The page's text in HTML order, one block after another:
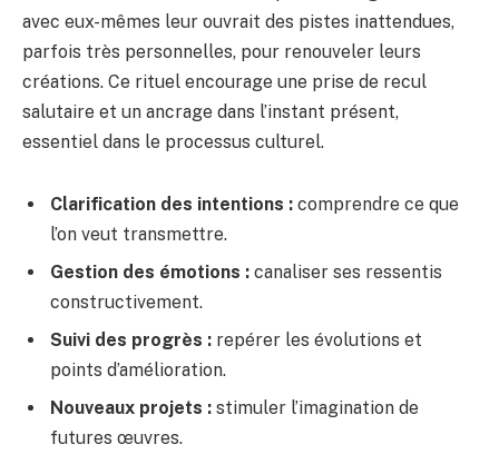
avec eux-mêmes leur ouvrait des pistes inattendues,
parfois très personnelles, pour renouveler leurs
créations. Ce rituel encourage une prise de recul
salutaire et un ancrage dans l’instant présent,
essentiel dans le processus culturel.
Clarification des intentions : comprendre ce que
l’on veut transmettre.
Gestion des émotions : canaliser ses ressentis
constructivement.
Suivi des progrès : repérer les évolutions et
points d’amélioration.
Nouveaux projets : stimuler l’imagination de
futures œuvres.